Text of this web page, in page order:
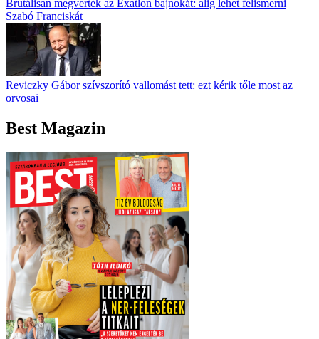
Brutálisan megverték az Exatlon bajnokát: alig lehet felismerni
Szabó Franciskát
Reviczky Gábor szívszorító vallomást tett: ezt kérik tőle most az
orvosai
Best Magazin